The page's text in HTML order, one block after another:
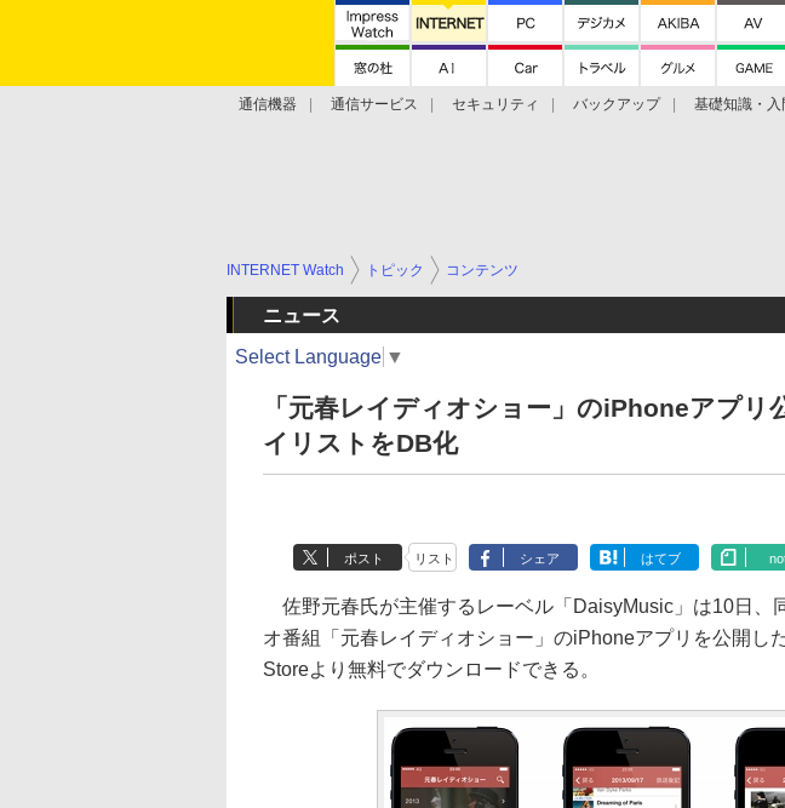
通信機器 通信サービス セキュリティ バックアップ 基礎知識・入
INTERNET Watch トピック コンテンツ
ニュース
Select Language ▼
「元春レイディオショー」のiPhoneアプリ
イリストをDB化
ポスト リスト シェア はてブ
佐野元春氏が主催するレーベル「DaisyMusic」は10日、
オ番組「元春レイディオショー」のiPhoneアプリを公開し
Storeより無料でダウンロードできる。